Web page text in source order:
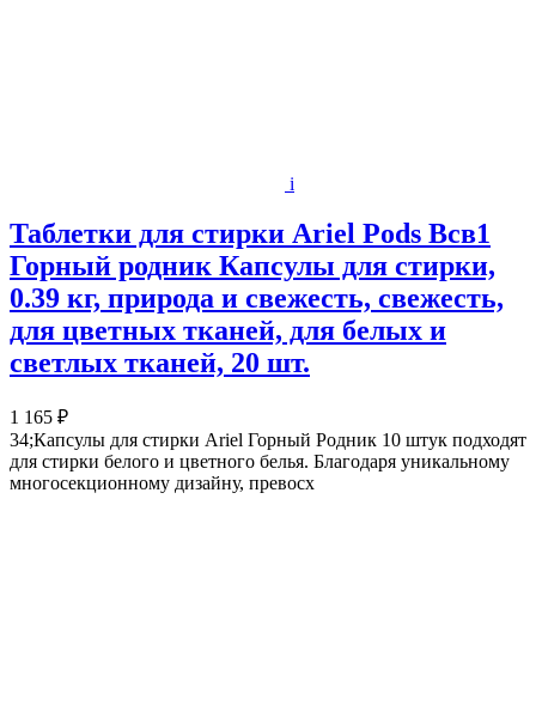
i
Таблетки для стирки Ariel Pods Всв1
Горный родник Капсулы для стирки,
0.39 кг, природа и свежесть, свежесть,
для цветных тканей, для белых и
светлых тканей, 20 шт.
1 165 ₽
34;Капсулы для стирки Ariel Горный Родник 10 штук подходят
для стирки белого и цветного белья. Благодаря уникальному
многосекционному дизайну, превосх